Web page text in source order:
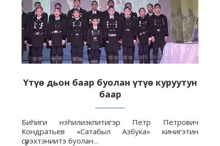
Үтүө дьон баар буолан үтүө куруутун
баар
Биһиги нэһилиэкпитигэр Петр Петрович
Кондратьев «Сатабыл Азбука» кинигэтин
сүрэхтэниитэ буолан…